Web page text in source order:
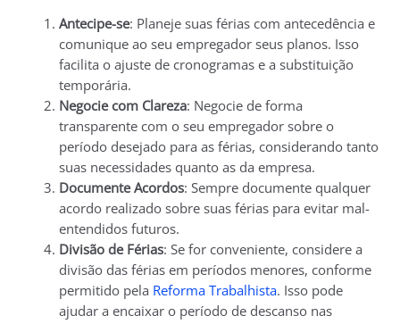
Antecipe-se: Planeje suas férias com antecedência e
comunique ao seu empregador seus planos. Isso
facilita o ajuste de cronogramas e a substituição
temporária.
Negocie com Clareza: Negocie de forma
transparente com o seu empregador sobre o
período desejado para as férias, considerando tanto
suas necessidades quanto as da empresa.
Documente Acordos: Sempre documente qualquer
acordo realizado sobre suas férias para evitar mal-
entendidos futuros.
Divisão de Férias: Se for conveniente, considere a
divisão das férias em períodos menores, conforme
permitido pela Reforma Trabalhista. Isso pode
ajudar a encaixar o período de descanso nas